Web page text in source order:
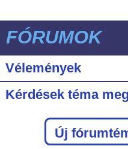
FÓRUMOK
Vélemények
Kérdések téma
Új